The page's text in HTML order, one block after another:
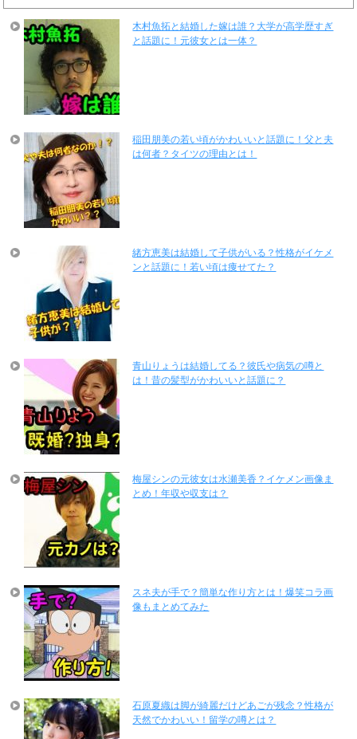
木村魚拓と結婚した嫁は誰？大学が高学歴すぎ
と話題に！元彼女とは一体？
稲田朋美の若い頃がかわいいと話題に！父と夫
は何者？タイツの理由とは！
緒方恵美は結婚して子供がいる？性格がイケメ
ンと話題に！若い頃は痩せてた？
青山りょうは結婚してる？彼氏や病気の噂と
は！昔の髪型がかわいいと話題に？
梅屋シンの元彼女は水瀬美香？イケメン画像ま
とめ！年収や収支は？
スネ夫が手で？簡単な作り方とは！爆笑コラ画
像もまとめてみた
石原夏織は脚が綺麗だけどあごが残念？性格が
天然でかわいい！留学の噂とは？